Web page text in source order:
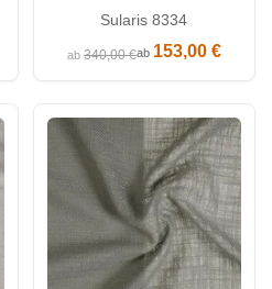
Sularis 8334
ab340,00 €ab 153,00 €